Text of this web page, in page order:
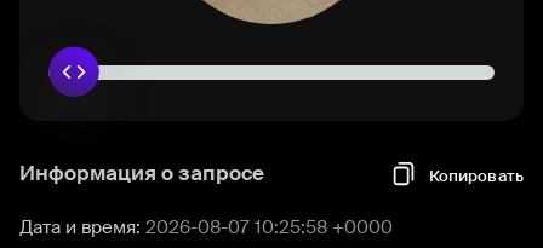
Информация о запросе Копировать
Дата и время: 2026-08-07 10:25:58 +0000